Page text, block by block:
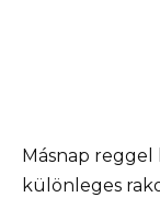
Másnap
különleges